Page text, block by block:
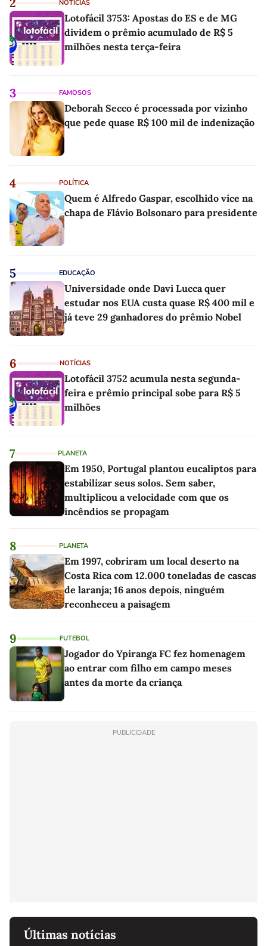
NOTÍCIAS
Lotofácil 3753: Apostas do ES e de MG
dividem o prêmio acumulado de R$ 5
milhões nesta terça-feira
3 FAMOSOS
Deborah Secco é processada por vizinho
que pede quase R$ 100 mil de indenização
4 POLÍTICA
Quem é Alfredo Gaspar, escolhido vice na
chapa de Flávio Bolsonaro para presidente
5 EDUCAÇÃO
Universidade onde Davi Lucca quer
estudar nos EUA custa quase R$ 400 mil e
já teve 29 ganhadores do prêmio Nobel
6 NOTÍCIAS
Lotofácil 3752 acumula nesta segunda-
feira e prêmio principal sobe para R$ 5
milhões
7 PLANETA
Em 1950, Portugal plantou eucaliptos para
estabilizar seus solos. Sem saber,
multiplicou a velocidade com que os
incêndios se propagam
8 PLANETA
Em 1997, cobriram um local deserto na
Costa Rica com 12.000 toneladas de cascas
de laranja; 16 anos depois, ninguém
reconheceu a paisagem
9 FUTEBOL
Jogador do Ypiranga FC fez homenagem
ao entrar com filho em campo meses
antes da morte da criança
PUBLICIDADE
Últimas notícias